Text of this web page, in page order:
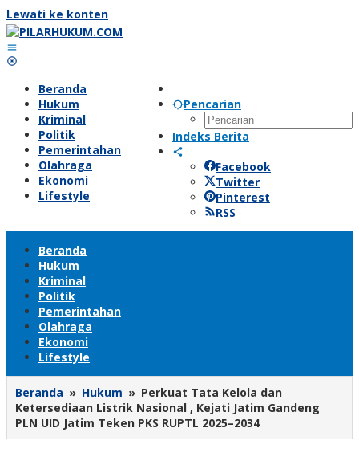
Lewati ke konten
Pencarian
Indeks Berita
Facebook
Twitter
Pinterest
RSS
Beranda
Hukum
Kriminal
Politik
Pemerintahan
Olahraga
Ekonomi
Lifestyle
Beranda
Hukum
Kriminal
Politik
Pemerintahan
Olahraga
Ekonomi
Lifestyle
Beranda » Hukum » Perkuat Tata Kelola dan
Ketersediaan Listrik Nasional , Kejati Jatim Gandeng
PLN UID Jatim Teken PKS RUPTL 2025–2034